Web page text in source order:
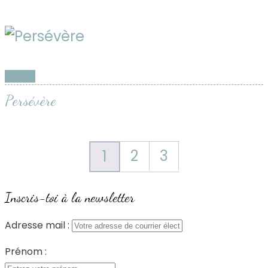
Persévère
1 2 3
Inscris-toi à la newsletter
Adresse mail :
Prénom :